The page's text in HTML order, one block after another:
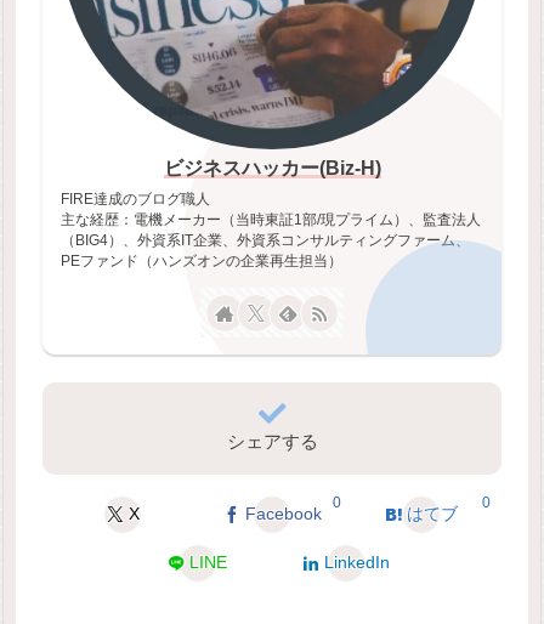
ビジネスハッカー(Biz-H)
FIRE達成のブログ職人
主な経歴：電機メーカー（当時東証1部/現プライム）、監査法人
（BIG4）、外資系IT企業、外資系コンサルティングファーム、
PEファンド（ハンズオンの企業再生担当）
シェアする
X Facebook
0
はてブ
0
LINE LinkedIn